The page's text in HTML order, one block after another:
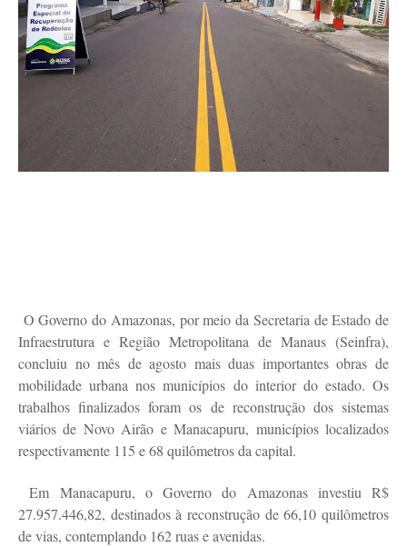
O Governo do Amazonas, por meio da Secretaria de Estado de
Infraestrutura e Região Metropolitana de Manaus (Seinfra),
concluiu no mês de agosto mais duas importantes obras de
mobilidade urbana nos municípios do interior do estado. Os
trabalhos finalizados foram os de reconstrução dos sistemas
viários de Novo Airão e Manacapuru, municípios localizados
respectivamente 115 e 68 quilômetros da capital.
Em Manacapuru, o Governo do Amazonas investiu R$
27.957.446,82, destinados à reconstrução de 66,10 quilômetros
de vias, contemplando 162 ruas e avenidas.